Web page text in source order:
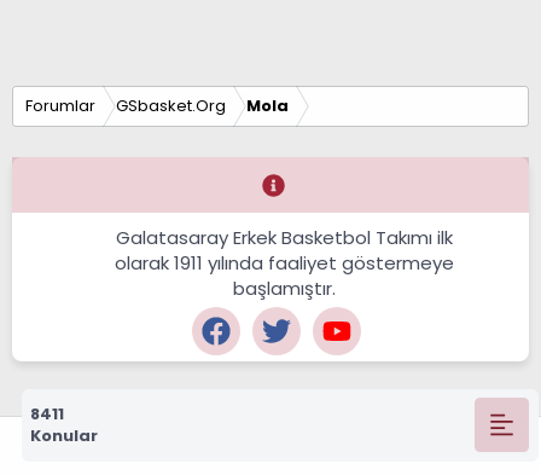
Forumlar GSbasket.Org Mola
Galatasaray Erkek Basketbol Takımı ilk
olarak 1911 yılında faaliyet göstermeye
başlamıştır.
8411
Konular